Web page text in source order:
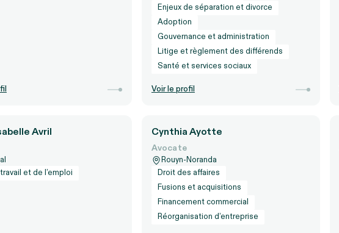
Enjeux de séparation et divorce
Adoption
Gouvernance et administration
Litige et règlement des différends
Santé et services sociaux
Voir le profil
Avril
et de l’emploi
Cynthia Ayotte
Avocate
Rouyn-Noranda
Droit des affaires
Fusions et acquisitions
Financement commercial
Réorganisation d’entreprise